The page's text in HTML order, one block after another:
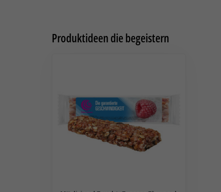
Produktideen die begeistern